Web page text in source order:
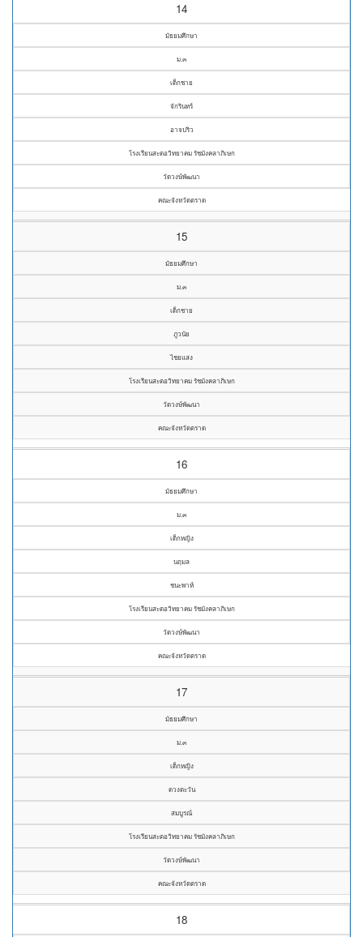
14
มัธยมศึกษา
ม.๓
เด็กชาย
จักรินทร์
อาจปริว
โรงเรียนสะตอวิทยาคม รัชมังคลาภิเษก
วัดวงษ์พัฒนา
คณะจังหวัดตราด
15
มัธยมศึกษา
ม.๓
เด็กชาย
ภูวนัย
ไชยแสง
โรงเรียนสะตอวิทยาคม รัชมังคลาภิเษก
วัดวงษ์พัฒนา
คณะจังหวัดตราด
16
มัธยมศึกษา
ม.๓
เด็กหญิง
นฤมล
ชนะพาห์
โรงเรียนสะตอวิทยาคม รัชมังคลาภิเษก
วัดวงษ์พัฒนา
คณะจังหวัดตราด
17
มัธยมศึกษา
ม.๓
เด็กหญิง
ดวงตะวัน
สมบูรณ์
โรงเรียนสะตอวิทยาคม รัชมังคลาภิเษก
วัดวงษ์พัฒนา
คณะจังหวัดตราด
18